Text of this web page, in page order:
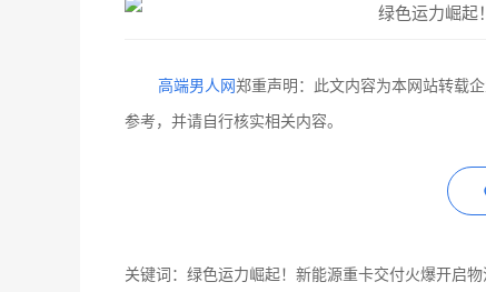
高端男人网郑重声明：此文内容为本网站转载
参考，并请自行核实相关内容。
关键词：绿色运力崛起！新能源重卡交付火爆开启